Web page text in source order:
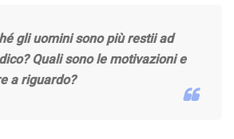
gli uomini sono più restii ad
Quali sono le motivazioni e
a riguardo?